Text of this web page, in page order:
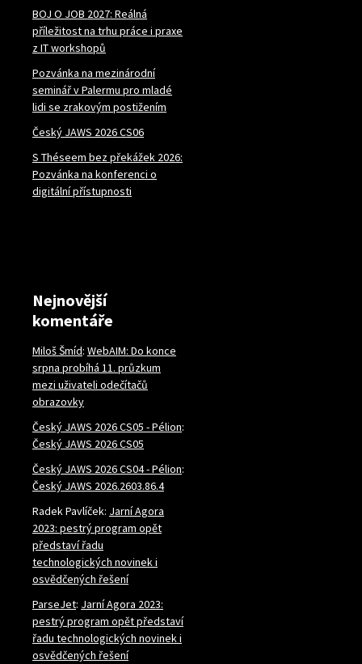
BOJ O JOB 2027: Reálná
příležitost na trhu práce i praxe
z IT workshopů
Pozvánka na mezinárodní
seminář v Palermu pro mladé
lidi se zrakovým postižením
Český JAWS 2026 CS06
S Théseem bez překážek 2026:
Pozvánka na konferenci o
digitální přístupnosti
Nejnovější
komentáře
Miloš Šmíd: WebAIM: Do konce
srpna probíhá 11. průzkum
mezi uživateli odečítačů
obrazovky
Český JAWS 2026 CS05 - Pélion:
Český JAWS 2026 CS05
Český JAWS 2026 CS04 - Pélion:
Český JAWS 2026.2603.86.4
Radek Pavlíček: Jarní Agora
2023: pestrý program opět
představí řadu
technologických novinek i
osvědčených řešení
ParseJet: Jarní Agora 2023:
pestrý program opět představí
řadu technologických novinek i
osvědčených řešení